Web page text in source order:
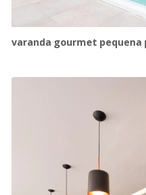
varanda gourmet pequena